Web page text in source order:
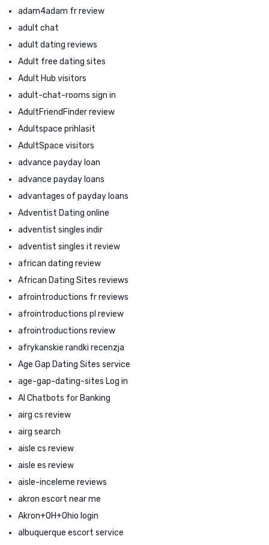
adam4adam fr review
adult chat
adult dating reviews
Adult free dating sites
Adult Hub visitors
adult-chat-rooms sign in
AdultFriendFinder review
Adultspace prihlasit
AdultSpace visitors
advance payday loan
advance payday loans
advantages of payday loans
Adventist Dating online
adventist singles indir
adventist singles it review
african dating review
African Dating Sites reviews
afrointroductions fr reviews
afrointroductions pl review
afrointroductions review
afrykanskie randki recenzja
Age Gap Dating Sites service
age-gap-dating-sites Log in
AI Chatbots for Banking
airg cs review
airg search
aisle cs review
aisle es review
aisle-inceleme reviews
akron escort near me
Akron+OH+Ohio login
albuquerque escort service